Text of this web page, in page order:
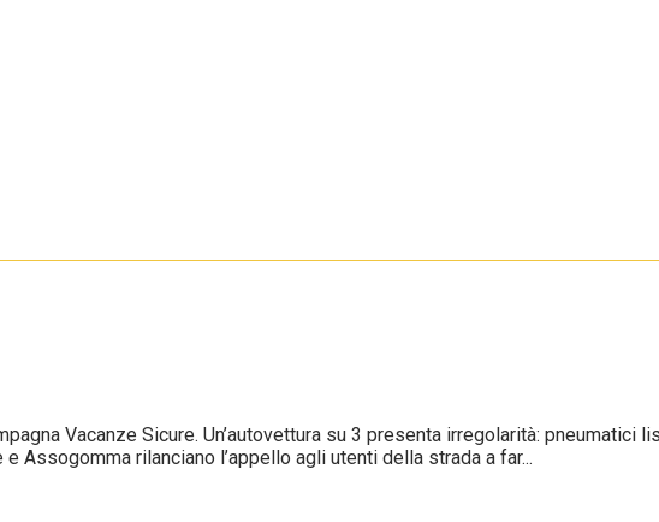
Vacanze Sicure. Un’autovettura su 3 presenta irregolarità:
Assogomma rilanciano l’appello agli utenti della strada a far...